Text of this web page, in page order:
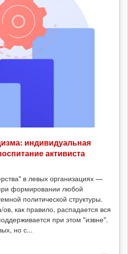
индивидуальная
активиста
в левых организациях —
формировании любой
политической структуры.
как правило, распадается вся
при этом "извне".
но с...